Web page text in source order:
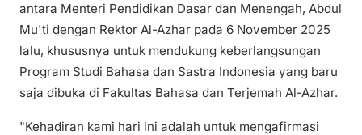
antara Menteri Pendidikan Dasar dan Menengah, Abdul
Mu'ti dengan Rektor Al-Azhar pada 6 November 2025
lalu, khususnya untuk mendukung keberlangsungan
Program Studi Bahasa dan Sastra Indonesia yang baru
saja dibuka di Fakultas Bahasa dan Terjemah Al-Azhar.
"Kehadiran kami hari ini adalah untuk mengafirmasi